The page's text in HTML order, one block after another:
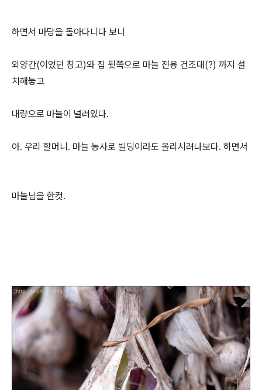
하면서 마당을 돌아다니다 보니
외양간(이었던 창고)와 집 뒷쪽으로 마늘 전용 건조대(?) 까지 설
치해놓고
대량으로 마늘이 널려있다.
아. 우리 할머니. 마늘 농사로 빌딩이라도 올리시려나보다. 하면서
마늘님을 한컷.